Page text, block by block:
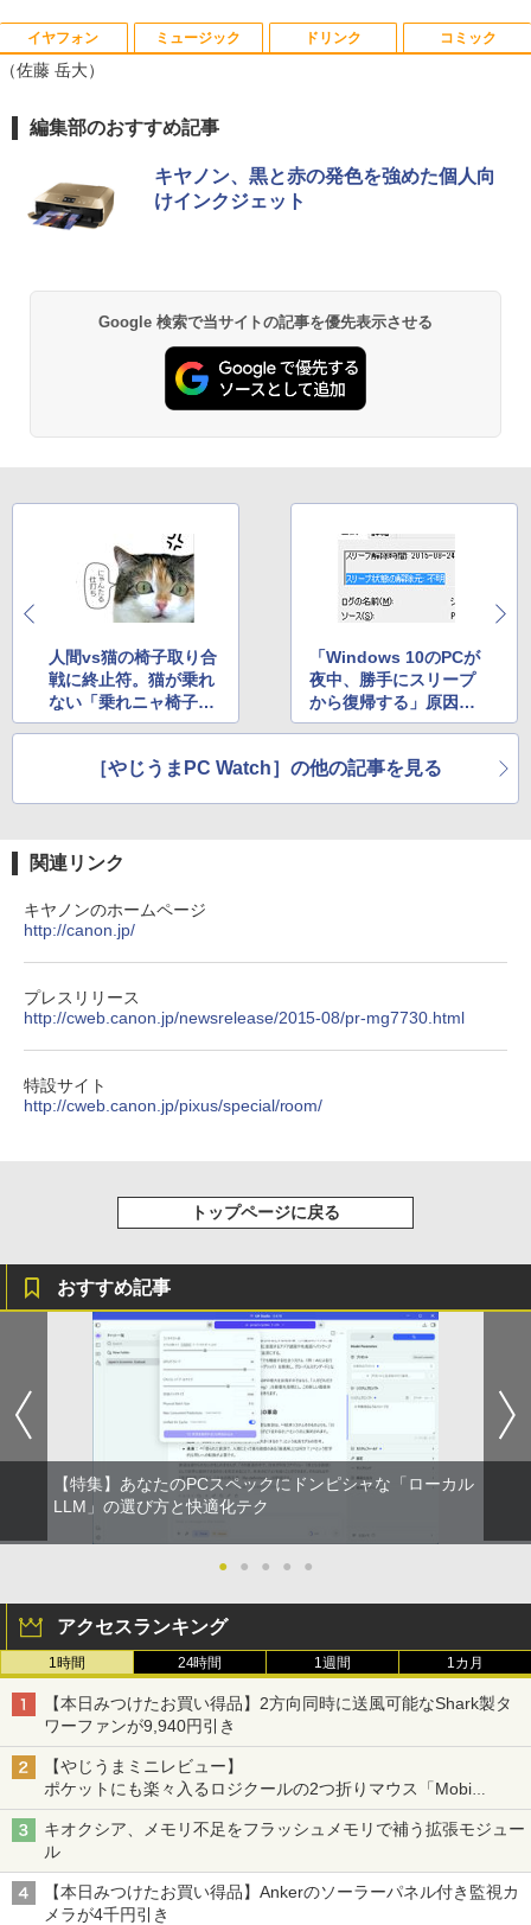
1
漫画 いしぶみ 原爆が落ちてくると
￥1,650
2
条解刑事訴訟法 第5版増補版 (条解シリー
ズ)
J32 地球の歩き方 川崎市 （地球の歩
き方J） [ 地球の歩き方編集室 ]
￥2,310
5
パックンの森のお金塾こども投資セット
イヤフォン
Anker Soundcore P40i オフホワイト
￥5,990
￥4,990
ラック
【2026年アップグレード版】AOKIMI ワイヤ
レスイヤホン bluetooth イヤホン V12 小型
軽量 ブルートゥースHi-Fi 最大36時間再生 ぶ
セリング 自動ペアリング Type-C充電 マイク
付き 防水 タッチ式音量調整 スポーツ/通勤/通
学/WEB会議(ホワイト)
￥1,964
Xiaomi シャオミ REDMI Buds 8 Lite ワイヤ
ミュージック
BRUCE WAYNE feat. Flo Milli, ATL Jacob
[Explicit]
￥250
[Explicit]
BUGS LIFE
￥250
On My Road (Stadium ver.)
￥250
ドリンク
by Amazon 天然水 ラベルレス 500ml ×24本
富士山の天然水 バナジウム含有 水 ミネラル
ウォーター ペットボトル 静岡県産 500ミリリ
ットル (Smart Basic)
【Amazon.co.jp限定】 い・ろ・は・す 2L P
ET ラベルレス ×8本
￥1,001
コカ・コーラ やかんの麦茶 from 爽健美茶 ラ
ベルレス 650mlPET×24本
￥1,653
強炭酸水 ペットボトル 500ミリリットル (Sm
art Basic)
コミック
薬屋のひとりごと 17巻 (デジタル版ビッグガ
ンガンコミックス)
￥770
エース)
コミックスDIGITAL)
スーパーの裏でヤニ吸うふたり 9巻 (デジタル
版ビッグガンガンコミックス)
ONE PIECE モノクロ版 115 (ジャンプコミッ
（佐藤 岳大）
編集部のおすすめ記事
キヤノン、黒と赤の発色を強めた個人向
けインクジェット
Google 検索で当サイトの記事を優先表示させる
人間vs猫の椅子取り合
戦に終止符。猫が乗れ
ない「乗れニャ椅子」
発売
「Windows 10のPCが
夜中、勝手にスリープ
から復帰する」原因と
対策
［やじうまPC Watch］の他の記事を見る
関連リンク
キヤノンのホームページ
http://canon.jp/
プレスリリース
http://cweb.canon.jp/newsrelease/2015-08/pr-mg7730.html
特設サイト
http://cweb.canon.jp/pixus/special/room/
トップページに戻る
おすすめ記事
【特集】あなたのPCスペックにドンピシャな「ローカル
LLM」の選び方と快適化テク
● ● ● ● ●
アクセスランキング
1時間 24時間 1週間 1カ月
【本日みつけたお買い得品】2方向同時に送風可能なShark製タ
ワーファンが9,940円引き
【やじうまミニレビュー】
ポケットにも楽々入るロジクールの2つ折りマウス「Mobi
Fold」。その気になるギミックとは？
キオクシア、メモリ不足をフラッシュメモリで補う拡張モジュー
ル
【本日みつけたお買い得品】Ankerのソーラーパネル付き監視カ
メラが4千円引き